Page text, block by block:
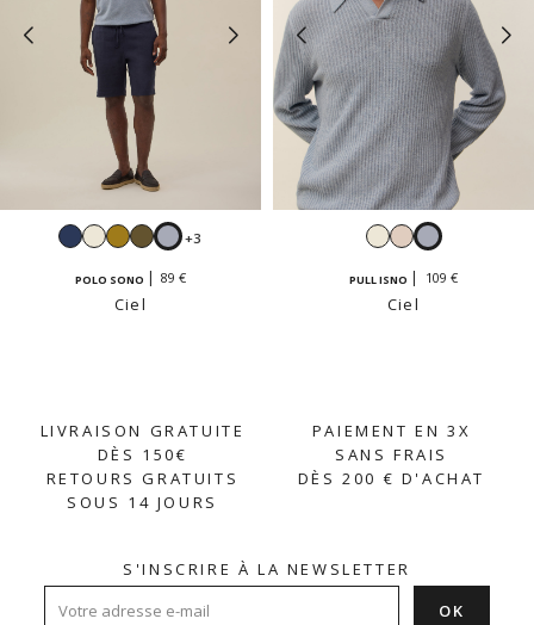
NavyBlancTapenade
KakiCiel
+3
POLO SONO 89 €
Ciel
BlancBeigeCiel
PULL ISNO 109 €
Ciel
LIVRAISON GRATUITE
DÈS 150€
RETOURS GRATUITS
SOUS 14 JOURS
PAIEMENT EN 3X
SANS FRAIS
DÈS 200 € D'ACHAT
S'INSCRIRE À LA NEWSLETTER